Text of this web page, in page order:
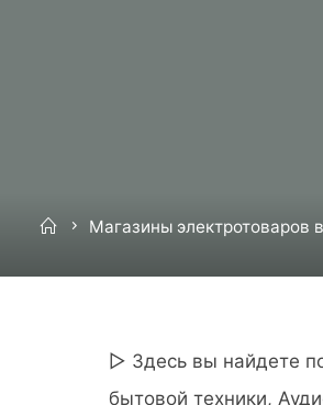
HomeМагазины электротоваров
▷ Здесь вы найдете
бытовой техники,